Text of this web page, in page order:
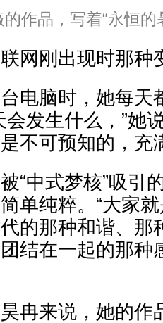
的作品，写着“永恒的
网刚出现时那种
电脑时，她每天
会发生什么，”她
不可预知的，充
“中式梦核”吸引
单纯粹。“大家
的那种和谐、那
结在一起的那种
冉来说，她的作